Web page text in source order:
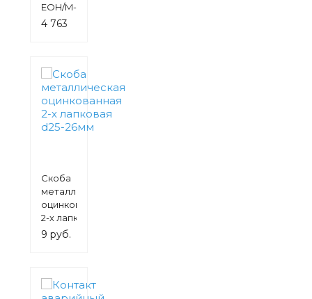
EOH/M-
3105
4 763
Скоба
металлическая
оцинкованная
2-х лапковая
d25-26мм
9 руб.